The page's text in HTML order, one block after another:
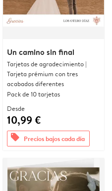
Un camino sin final
Tarjetas de agradecimiento |
Tarjeta prémium con tres
acabados diferentes
Pack de 10 tarjetas
Desde
10,99 €
offers Precios bajos cada día